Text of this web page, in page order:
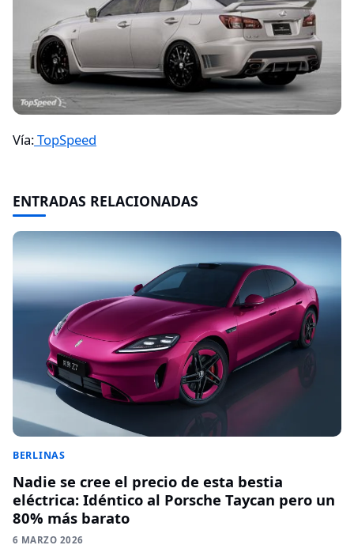
Vía:TopSpeed
ENTRADAS RELACIONADAS
BERLINAS
Nadie se cree el precio de esta bestia
eléctrica: Idéntico al Porsche Taycan pero un
80% más barato
6 MARZO 2026